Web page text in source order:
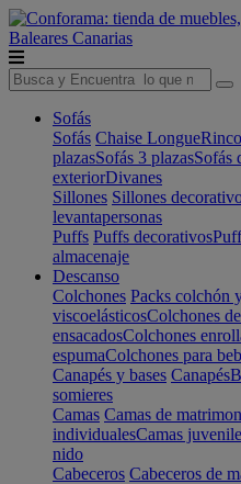
Baleares Canarias
Sofás
Sofás Chaise Longue
plazasSofás 3 plazasSofás
exteriorDivanes
Sillones Sillones
levantapersonas
Puffs Puffs decorativos
almacenaje
Descanso
Colchones Packs colchón
viscoelásticosColchones
ensacadosColchones
espumaColchones para
Canapés y bases Canapés
somieres
Camas Camas de
individualesCamas
nido
Cabeceros Cabeceros de